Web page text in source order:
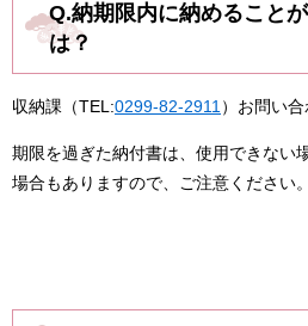
Q.納期限内に納めること
は？
収納課（TEL:0299-82-2911 ）お問い合
期限を過ぎた納付書は、使用できない
場合もありますので、ご注意ください。​